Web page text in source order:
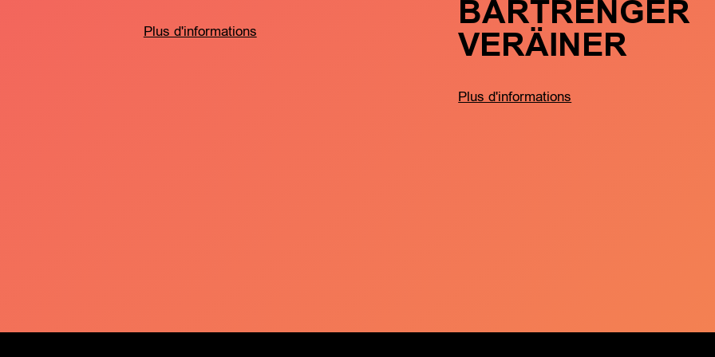
Plus d'informations BARTRENGER
VERÄINER
Plus d'informations